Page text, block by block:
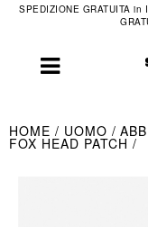
SPEDIZIONE GRATUITA
HOME UOMO
FOX HEAD PATCH